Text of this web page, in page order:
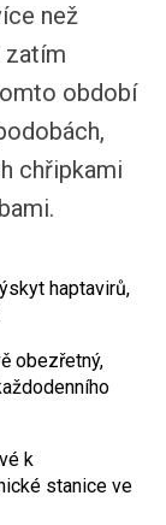
než
zatím
období
chřipkami
haptavirů,
obezřetný,
k
stanice ve